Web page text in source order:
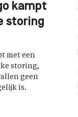
kampt
storing
met een
storing,
geen
is.